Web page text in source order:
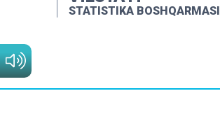
STATISTIKA BOSHQARMASI
MUROJAATLAR